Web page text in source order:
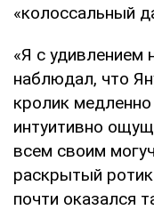
«колоссальный
«Я с удивлением
наблюдал, что
кролик медленно
интуитивно
всем своим
раскрытый
почти оказался